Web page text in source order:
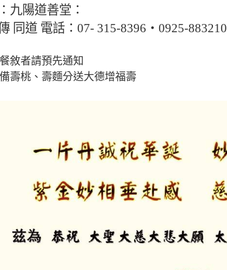
九陽道善堂：
同道 電話：07- 315-8396‧0925-883210
敘者請預先通知
壽桃、壽麵分送大德增福壽